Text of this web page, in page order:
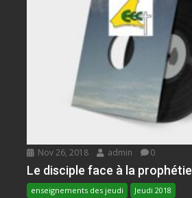
Nov 26, 2018 admin 0
Le disciple face à la prophétie
enseignements des jeudi Jeudi 2018